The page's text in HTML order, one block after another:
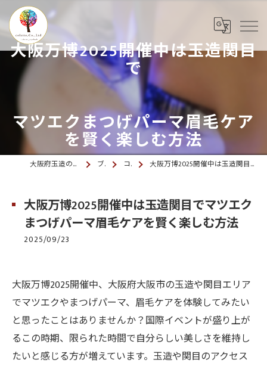
大阪万博2025開催中は玉造関目
で
マツエクまつげパーマ眉毛ケア
を賢く楽しむ方法
大阪府玉造のマツエクならcolette. 玉造 ブログ コラム 大阪万博2025開催中は玉造関目でマツエクまつげパーマ眉毛ケアを賢く楽しむ方法
大阪万博2025開催中は玉造関目でマツエク
まつげパーマ眉毛ケアを賢く楽しむ方法
2025/09/23
大阪万博2025開催中、大阪府大阪市の玉造や関目エリア
でマツエクやまつげパーマ、眉毛ケアを体験してみたい
と思ったことはありませんか？国際イベントが盛り上が
るこの時期、限られた時間で自分らしい美しさを維持し
たいと感じる方が増えています。玉造や関目のアクセス